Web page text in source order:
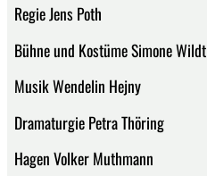
Regie Jens Poth
Bühne und Kostüme Simone Wildt
Musik Wendelin Hejny
Dramaturgie Petra Thöring
Hagen Volker Muthmann